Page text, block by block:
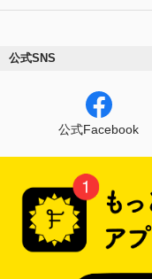
公式SNS
公式Facebook